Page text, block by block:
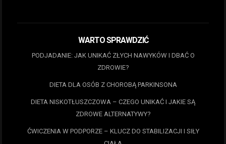
WARTO SPRAWDZIĆ
PODJADANIE: JAK UNIKAĆ ZŁYCH NAWYKÓW I DBAĆ O
ZDROWIE?
DIETA DLA OSÓB Z CHOROBĄ PARKINSONA
DIETA NISKOTŁUSZCZOWA – CZEGO UNIKAĆ I JAKIE SĄ
ZDROWE ALTERNATYWY?
ĆWICZENIA W PODPORZE – KLUCZ DO STABILIZACJI I SIŁY